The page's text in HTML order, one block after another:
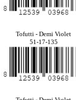
Tofutti - Demi Violet
51-17-135